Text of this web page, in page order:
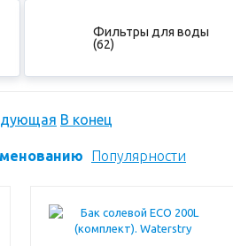
Фильтры для воды
(62)
В конец
Популярности